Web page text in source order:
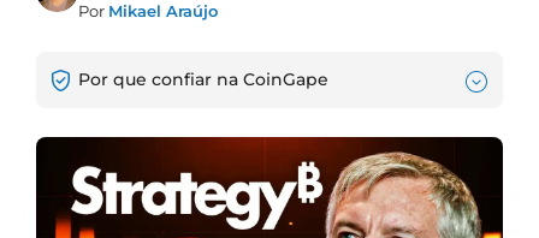
Por Mikael Araújo
Por que confiar na CoinGape